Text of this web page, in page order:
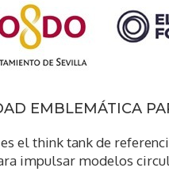
EMBLEMÁTICA
el think tank de
impulsar modelos